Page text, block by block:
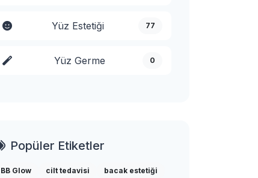
Yüz Estetiği 77
Yüz Germe 0
Popüler Etiketler
BB Glow cilt tedavisi
bacak estetiği